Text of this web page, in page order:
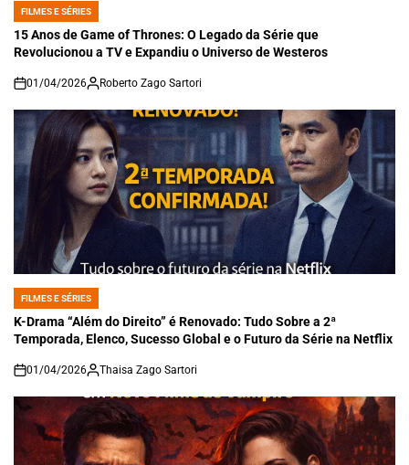
POSTED
IN
FILMES E SÉRIES
15 Anos de Game of Thrones: O Legado da Série que
Revolucionou a TV e Expandiu o Universo de Westeros
on
01/04/2026 Roberto Zago Sartori
POSTED
IN
FILMES E SÉRIES
K-Drama “Além do Direito” é Renovado: Tudo Sobre a 2ª
Temporada, Elenco, Sucesso Global e o Futuro da Série na Netflix
on
01/04/2026 Thaisa Zago Sartori